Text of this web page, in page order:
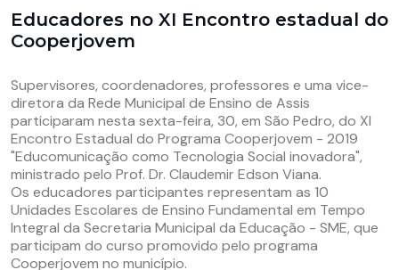
Educadores no XI Encontro estadual do
Cooperjovem
Supervisores, coordenadores, professores e uma vice-
diretora da Rede Municipal de Ensino de Assis
participaram nesta sexta-feira, 30, em São Pedro, do XI
Encontro Estadual do Programa Cooperjovem - 2019
"Educomunicação como Tecnologia Social inovadora",
ministrado pelo Prof. Dr. Claudemir Edson Viana.
Os educadores participantes representam as 10
Unidades Escolares de Ensino Fundamental em Tempo
Integral da Secretaria Municipal da Educação - SME, que
participam do curso promovido pelo programa
Cooperjovem no município.